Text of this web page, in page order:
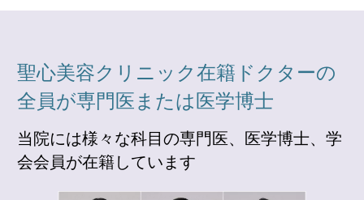
聖心美容クリニック在籍ドクターの
全員が専門医または医学博士
当院には様々な科目の専門医、医学博士、学
会会員が在籍しています